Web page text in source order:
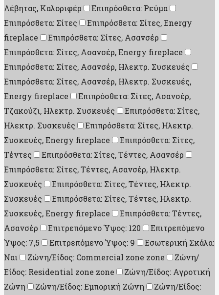
Λέβητας, Καλοριφέρ
Επιπρόσθετα: Ρεύμα
Επιπρόσθετα: Σίτες
Επιπρόσθετα: Σίτες, Energy
fireplace
Επιπρόσθετα: Σίτες, Ασανσέρ
Επιπρόσθετα: Σίτες, Ασανσέρ, Energy fireplace
Επιπρόσθετα: Σίτες, Ασανσέρ, Ηλεκτρ. Συσκευές
Επιπρόσθετα: Σίτες, Ασανσέρ, Ηλεκτρ. Συσκευές,
Energy fireplace
Επιπρόσθετα: Σίτες, Ασανσέρ,
Τζακούζι, Ηλεκτρ. Συσκευές
Επιπρόσθετα: Σίτες,
Ηλεκτρ. Συσκευές
Επιπρόσθετα: Σίτες, Ηλεκτρ.
Συσκευές, Energy fireplace
Επιπρόσθετα: Σίτες,
Τέντες
Επιπρόσθετα: Σίτες, Τέντες, Ασανσέρ
Επιπρόσθετα: Σίτες, Τέντες, Ασανσέρ, Ηλεκτρ.
Συσκευές
Επιπρόσθετα: Σίτες, Τέντες, Ηλεκτρ.
Συσκευές
Επιπρόσθετα: Σίτες, Τέντες, Ηλεκτρ.
Συσκευές, Energy fireplace
Επιπρόσθετα: Τέντες,
Ασανσέρ
Επιτρεπόμενο Ύψος: 120
Επιτρεπόμενο
Ύψος: 7,5
Επιτρεπόμενο Ύψος: 9
Εσωτερική Σκάλα:
Ναι
Ζώνη/Είδος: Commercial zone zone
Ζώνη/
Είδος: Residential zone zone
Ζώνη/Είδος: Αγροτική
Ζώνη
Ζώνη/Είδος: Εμπορική Ζώνη
Ζώνη/Είδος: